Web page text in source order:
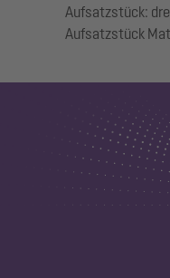
Aufsatzstück: